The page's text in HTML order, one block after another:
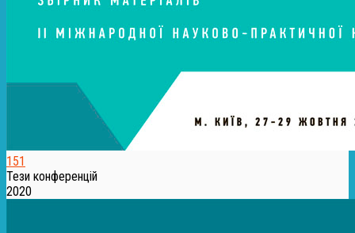
151
Тези конференцій
2020